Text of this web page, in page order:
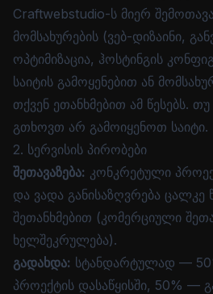
Craftwebstudio-ს მიერ
მომსახურების (ვებ-დიზაინი,
ოპტიმიზაცია, ჰოსტინგის
საიტის გამოყენებით ან
თქვენ ეთანხმებით ამ წესებს.
გთხოვთ არ გამოიყენოთ საიტი.
2. სერვისის პირობები
შეთავაზება: კონკრეტული
და ვადა განისაზღვრება
შეთანხმებით (კომერციული
ხელშეკრულება).
გადახდა: სტანდარტულად —
პროექტის დასაწყისში, 50% —